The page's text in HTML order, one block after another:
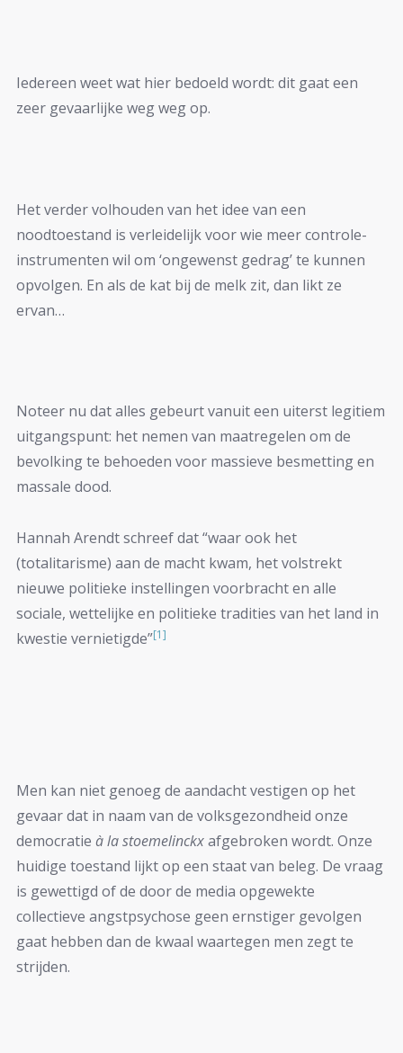
Iedereen weet wat hier bedoeld wordt: dit gaat een
zeer gevaarlijke weg weg op.
Het verder volhouden van het idee van een
noodtoestand is verleidelijk voor wie meer controle-
instrumenten wil om ‘ongewenst gedrag’ te kunnen
opvolgen. En als de kat bij de melk zit, dan likt ze
ervan…
Noteer nu dat alles gebeurt vanuit een uiterst legitiem
uitgangspunt: het nemen van maatregelen om de
bevolking te behoeden voor massieve besmetting en
massale dood.
Hannah Arendt schreef dat “waar ook het
(totalitarisme) aan de macht kwam, het volstrekt
nieuwe politieke instellingen voorbracht en alle
sociale, wettelijke en politieke tradities van het land in
kwestie vernietigde”[1]
Men kan niet genoeg de aandacht vestigen op het
gevaar dat in naam van de volksgezondheid onze
democratie à la stoemelinckxafgebroken wordt. Onze
huidige toestand lijkt op een staat van beleg. De vraag
is gewettigd of de door de media opgewekte
collectieve angstpsychose geen ernstiger gevolgen
gaat hebben dan de kwaal waartegen men zegt te
strijden.